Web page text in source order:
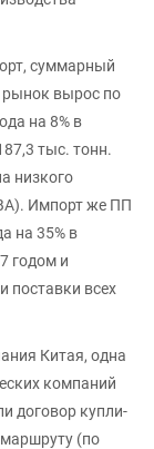
суммарный
рынок вырос по
на 8% в
тыс. тонн.
низкого
Импорт же ПП
на 35% в
годом и
поставки всех
Китая, одна
компаний
договор купли-
(по